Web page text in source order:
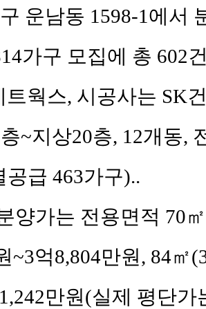
운남동 1598-1에서
가구 모집에 총 602
트웍스, 시공사는 SK
층~지상20층, 12개동,
공급 463가구)..
분양가는 전용면적 70
~3억8,804만원, 84㎡
만원(실제 평단가